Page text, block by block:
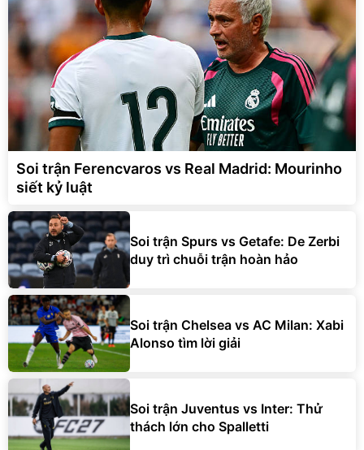
Soi trận Ferencvaros vs Real Madrid: Mourinho
siết kỷ luật
Soi trận Spurs vs Getafe: De Zerbi
duy trì chuỗi trận hoàn hảo
Soi trận Chelsea vs AC Milan: Xabi
Alonso tìm lời giải
Soi trận Juventus vs Inter: Thử
thách lớn cho Spalletti